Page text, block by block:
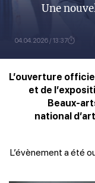
Une
13:37 / 04.04.2026
L’ouverture
et de
Beaux-
national
L’évènement a été